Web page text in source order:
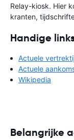
Relay-kiosk. Hier
kranten,
Handige
Actuele
Actuele
Wikipedia
Belangrijke